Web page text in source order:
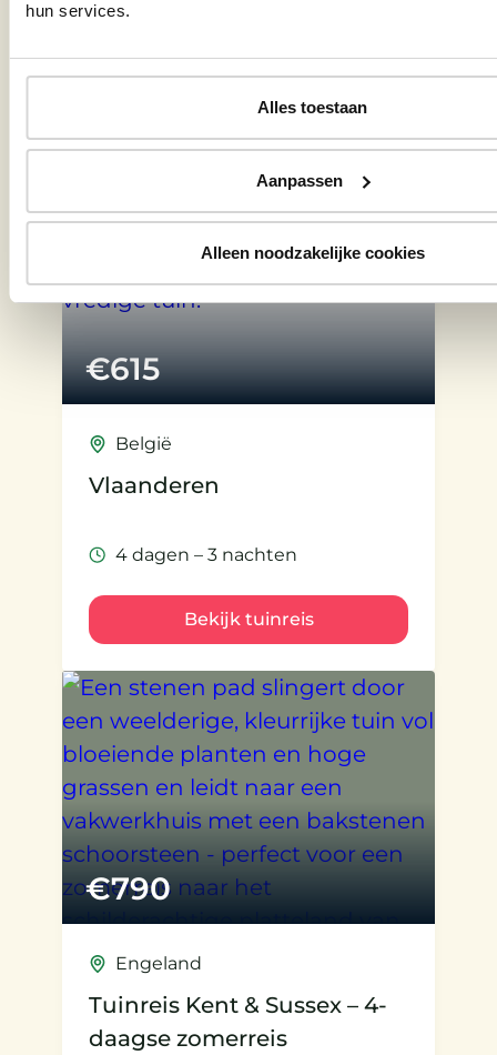
hun services.
Alles toestaan
Aanpassen
Alleen noodzakelijke cookies
Bekijk tuinreis
€615
België
Vlaanderen
4 dagen – 3 nachten
Bekijk tuinreis
€790
Engeland
Tuinreis Kent & Sussex – 4-
daagse zomerreis